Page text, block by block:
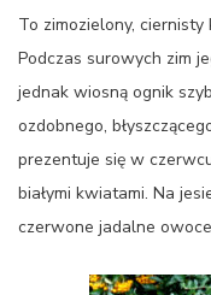
To zimozielony,
Podczas surowych zim
jednak wiosną ognik
ozdobnego,
prezentuje się w
białymi kwiatami. Na
czerwone jadalne